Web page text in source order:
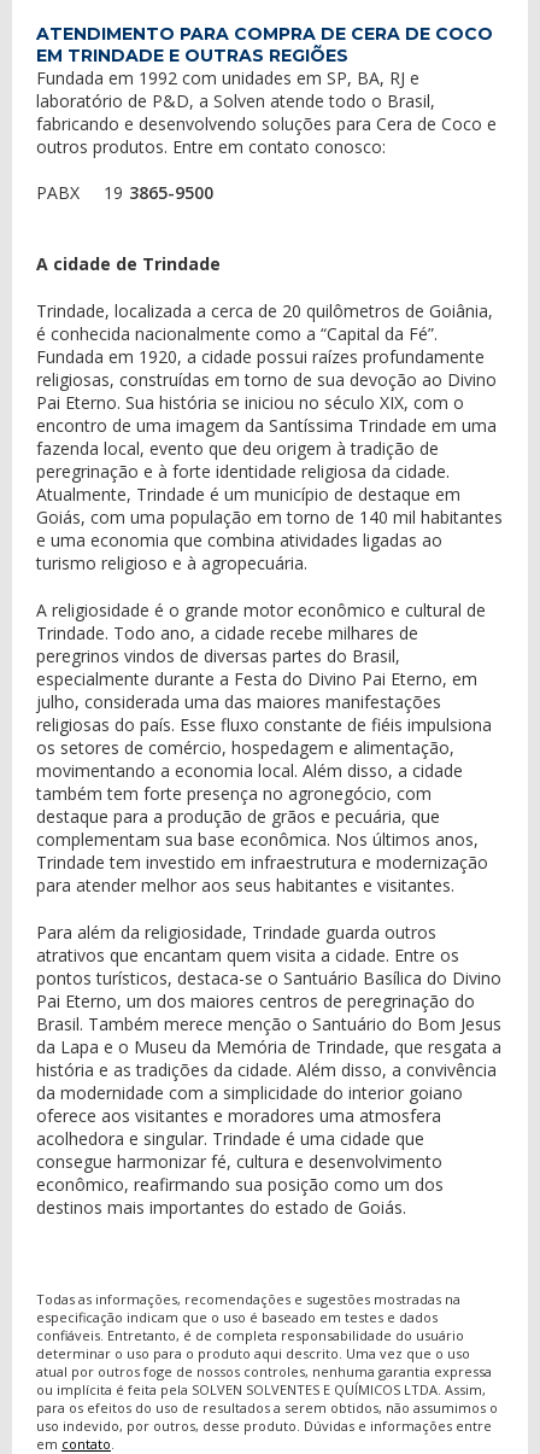
ATENDIMENTO PARA COMPRA DE CERA DE COCO
EM TRINDADE E OUTRAS REGIÕES
Fundada em 1992 com unidades em SP, BA, RJ e
laboratório de P&D, a Solven atende todo o Brasil,
fabricando e desenvolvendo soluções para Cera de Coco e
outros produtos. Entre em contato conosco:
PABX
19 3865-9500
A cidade de Trindade
Trindade, localizada a cerca de 20 quilômetros de Goiânia,
é conhecida nacionalmente como a “Capital da Fé”.
Fundada em 1920, a cidade possui raízes profundamente
religiosas, construídas em torno de sua devoção ao Divino
Pai Eterno. Sua história se iniciou no século XIX, com o
encontro de uma imagem da Santíssima Trindade em uma
fazenda local, evento que deu origem à tradição de
peregrinação e à forte identidade religiosa da cidade.
Atualmente, Trindade é um município de destaque em
Goiás, com uma população em torno de 140 mil habitantes
e uma economia que combina atividades ligadas ao
turismo religioso e à agropecuária.
A religiosidade é o grande motor econômico e cultural de
Trindade. Todo ano, a cidade recebe milhares de
peregrinos vindos de diversas partes do Brasil,
especialmente durante a Festa do Divino Pai Eterno, em
julho, considerada uma das maiores manifestações
religiosas do país. Esse fluxo constante de fiéis impulsiona
os setores de comércio, hospedagem e alimentação,
movimentando a economia local. Além disso, a cidade
também tem forte presença no agronegócio, com
destaque para a produção de grãos e pecuária, que
complementam sua base econômica. Nos últimos anos,
Trindade tem investido em infraestrutura e modernização
para atender melhor aos seus habitantes e visitantes.
Para além da religiosidade, Trindade guarda outros
atrativos que encantam quem visita a cidade. Entre os
pontos turísticos, destaca-se o Santuário Basílica do Divino
Pai Eterno, um dos maiores centros de peregrinação do
Brasil. Também merece menção o Santuário do Bom Jesus
da Lapa e o Museu da Memória de Trindade, que resgata a
história e as tradições da cidade. Além disso, a convivência
da modernidade com a simplicidade do interior goiano
oferece aos visitantes e moradores uma atmosfera
acolhedora e singular. Trindade é uma cidade que
consegue harmonizar fé, cultura e desenvolvimento
econômico, reafirmando sua posição como um dos
destinos mais importantes do estado de Goiás.
Todas as informações, recomendações e sugestões mostradas na
especificação indicam que o uso é baseado em testes e dados
confiáveis. Entretanto, é de completa responsabilidade do usuário
determinar o uso para o produto aqui descrito. Uma vez que o uso
atual por outros foge de nossos controles, nenhuma garantia expressa
ou implícita é feita pela SOLVEN SOLVENTES E QUÍMICOS LTDA. Assim,
para os efeitos do uso de resultados a serem obtidos, não assumimos o
uso indevido, por outros, desse produto. Dúvidas e informações entre
em contato.